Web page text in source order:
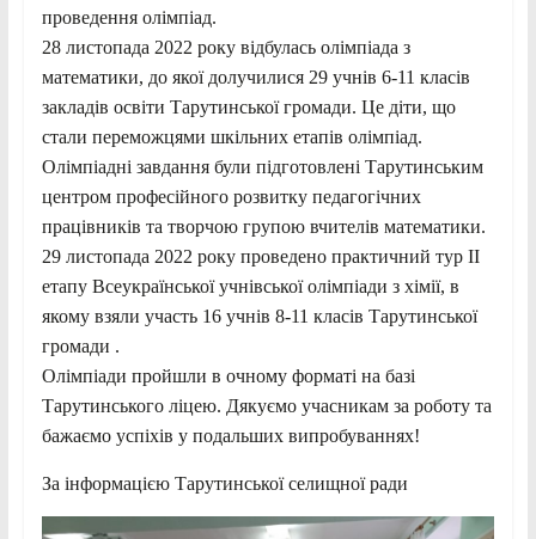
проведення олімпіад.
28 листопада 2022 року відбулась олімпіада з
математики, до якої долучилися 29 учнів 6-11 класів
закладів освіти Тарутинської громади. Це діти, що
стали переможцями шкільних етапів олімпіад.
Олімпіадні завдання були підготовлені Тарутинським
центром професійного розвитку педагогічних
працівників та творчою групою вчителів математики.
29 листопада 2022 року проведено практичний тур ІІ
етапу Всеукраїнської учнівської олімпіади з хімії, в
якому взяли участь 16 учнів 8-11 класів Тарутинської
громади .
Олімпіади пройшли в очному форматі на базі
Тарутинського ліцею. Дякуємо учасникам за роботу та
бажаємо успіхів у подальших випробуваннях!
За інформацією Тарутинської селищної ради